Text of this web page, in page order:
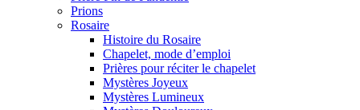
Prions
Rosaire
Histoire du Rosaire
Chapelet, mode d’emploi
Prières pour réciter le chapelet
Mystères Joyeux
Mystères Lumineux